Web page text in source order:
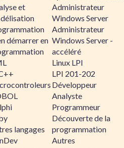
et
démarrer en
langages
Administrateur
Windows Server
Administrateur
Windows Server -
accéléré
Linux LPI
LPI 201-202
Développeur
Analyste
Programmeur
Découverte de la
programmation
Autres